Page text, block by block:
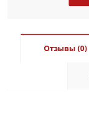
Отзывы (0)